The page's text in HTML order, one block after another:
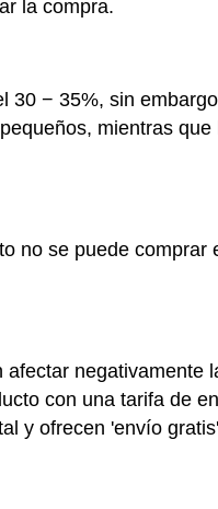
la compra.
− 35%, sin
mientras
no se puede
con una tarifa de
y ofrecen 'envío